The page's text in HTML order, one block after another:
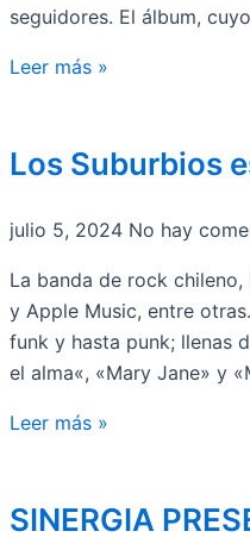
seguidores. El álbum,
Leer más »
Los Suburbios
julio 5, 2024 No hay
La banda de rock
y Apple Music, entre
funk y hasta punk; llenas
el alma«, «Mary Jane» y
Leer más »
SINERGIA